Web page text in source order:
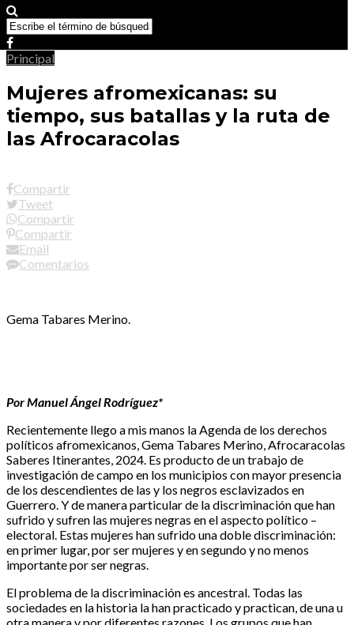
Principal
Mujeres afromexicanas: su
tiempo, sus batallas y la ruta de
las Afrocaracolas
Compartir
Tweet
Compartir
Compartir
Email
Comentarios
Gema Tabares Merino.
Por Manuel Ángel Rodríguez*
Recientemente llego a mis manos la Agenda de los derechos
políticos afromexicanos, Gema Tabares Merino, Afrocaracolas
Saberes Itinerantes, 2024. Es producto de un trabajo de
investigación de campo en los municipios con mayor presencia
de los descendientes de las y los negros esclavizados en
Guerrero. Y de manera particular de la discriminación que han
sufrido y sufren las mujeres negras en el aspecto político –
electoral. Estas mujeres han sufrido una doble discriminación:
en primer lugar, por ser mujeres y en segundo y no menos
importante por ser negras.
El problema de la discriminación es ancestral. Todas las
sociedades en la historia la han practicado y practican, de una u
otra manera y por diferentes razones. Los grupos que han